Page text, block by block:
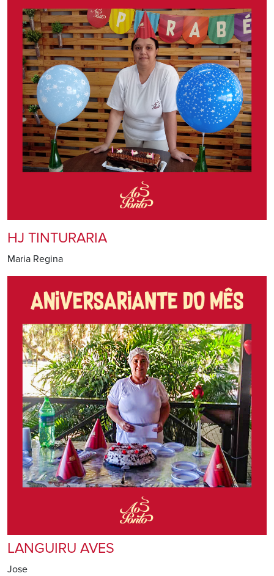
HJ TINTURARIA
Maria Regina
LANGUIRU AVES
Jose